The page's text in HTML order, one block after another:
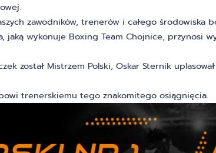
zawodników, trenerów i całego środowiska
jaką wykonuje Boxing Team Chojnice, przynosi
został Mistrzem Polski, Oskar Sternik
trenerskiemu tego znakomitego osiągnięcia.